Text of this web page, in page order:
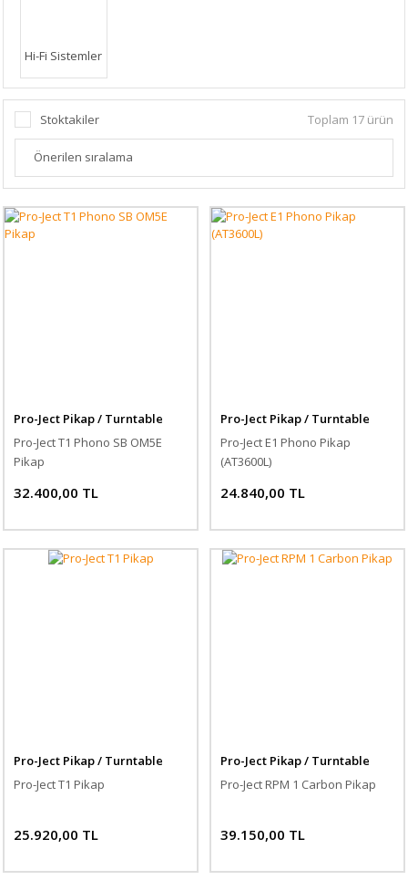
Hi-Fi Sistemler
Stoktakiler Toplam 17 ürün
Pro-Ject Pikap / Turntable
Pro-Ject T1 Phono SB OM5E
Pikap
32.400,00 TL
Pro-Ject Pikap / Turntable
Pro-Ject E1 Phono Pikap
(AT3600L)
24.840,00 TL
Pro-Ject Pikap / Turntable
Pro-Ject T1 Pikap
25.920,00 TL
Pro-Ject Pikap / Turntable
Pro-Ject RPM 1 Carbon Pikap
39.150,00 TL